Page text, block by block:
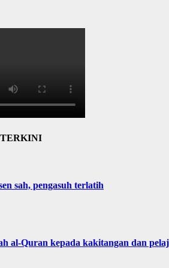
sah, pengasuh terlatih
al-Quran kepada kakitangan dan